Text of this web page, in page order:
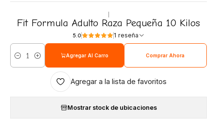
Fit Formula Adulto Raza Pequeña 10 Kilos
5.0 1 reseña
Cantidad
Agregar Al Carro Comprar Ahora
Agregar a la lista de favoritos
Mostrar stock de ubicaciones